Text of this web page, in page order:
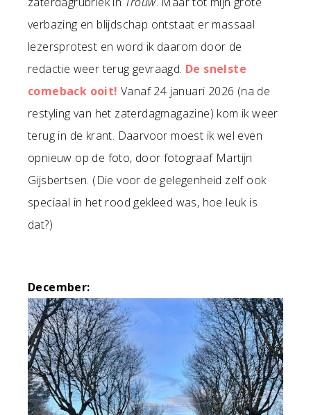
verbazing en blijdschap ontstaat er massaal
lezersprotest en word ik daarom door de
redactie weer terug gevraagd. De snelste
comeback ooit! Vanaf 24 januari 2026 (na de
restyling van het zaterdagmagazine) kom ik weer
terug in de krant. Daarvoor moest ik wel even
opnieuw op de foto, door fotograaf Martijn
Gijsbertsen. (Die voor de gelegenheid zelf ook
speciaal in het rood gekleed was, hoe leuk is
dat?)
December: